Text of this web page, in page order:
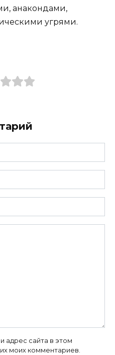
анакондами,
угрями.
адрес сайта в этом
моих комментариев.